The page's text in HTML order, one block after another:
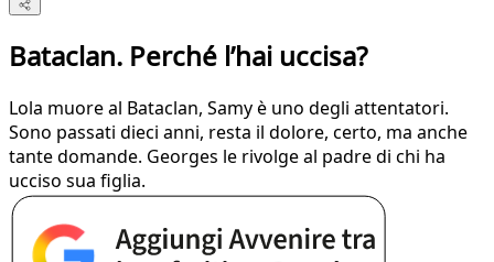
Bataclan. Perché l’hai uccisa?
Lola muore al Bataclan, Samy è uno degli attentatori.
Sono passati dieci anni, resta il dolore, certo, ma anche
tante domande. Georges le rivolge al padre di chi ha
ucciso sua figlia.